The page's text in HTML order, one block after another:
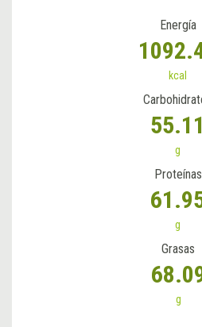
Energía
kcal
55.11
g
Proteínas
g
Grasas
g